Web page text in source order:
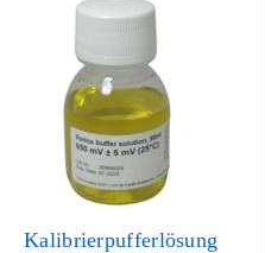
Kalibrierpufferlösung